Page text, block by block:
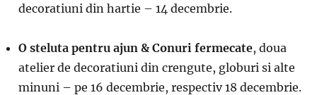
decoratiuni din hartie – 14 decembrie.
O steluta pentru ajun & Conuri fermecate, doua
atelier de decoratiuni din crengute, globuri si alte
minuni – pe 16 decembrie, respectiv 18 decembrie.